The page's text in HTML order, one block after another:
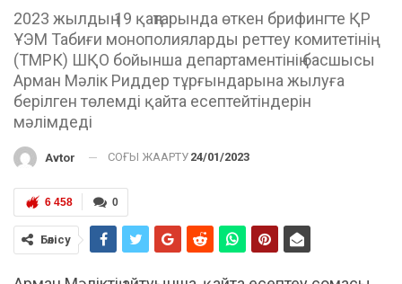
2023 жылдың 19 қаңтарында өткен брифингте ҚР
ҰЭМ Табиғи монополияларды реттеу комитетінің
(ТМРК) ШҚО бойынша департаментінің басшысы
Арман Мәлік Риддер тұрғындарына жылуға
берілген төлемді қайта есептейтіндерін
мәлімдеді
Avtor СОҢҒЫ ЖАҢАРТУ 24/01/2023
0
6 458
Бөлісу